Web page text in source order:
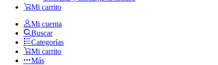
Mi carrito
Mi cuenta
Buscar
Categorías
Mi carrito
Más